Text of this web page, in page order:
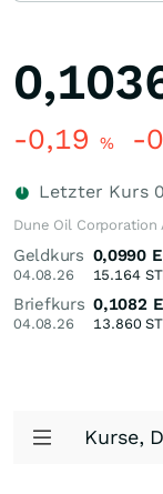
-0,19 % -
Letzter Kurs
Dune Oil Corporation
Geldkurs
04.08.26
0,0990
15.164
Briefkurs
04.08.26
0,1082
13.860
Kurse,